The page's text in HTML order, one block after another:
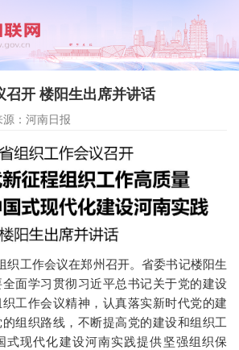
召开 楼阳生出席并讲话
源：河南日报
工作会议在郑州召开。省委书记楼阳生
面学习贯彻习近平总书记关于党的建设
工作会议精神，认真落实新时代党的建
组织路线，不断提高党的建设和组织工
式现代化建设河南实践提供坚强组织保